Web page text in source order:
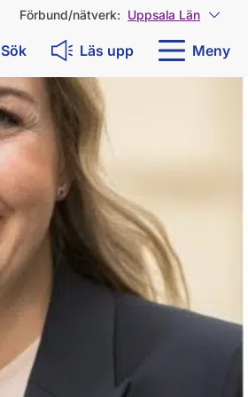
Förbund/nätverk: Uppsala Län Visa
Sök Läs upp Meny